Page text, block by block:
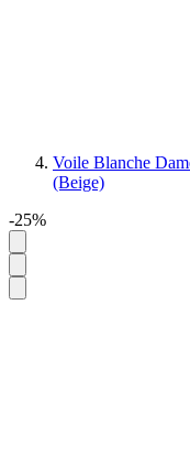
Voile Blanche
(Beige)
-25%